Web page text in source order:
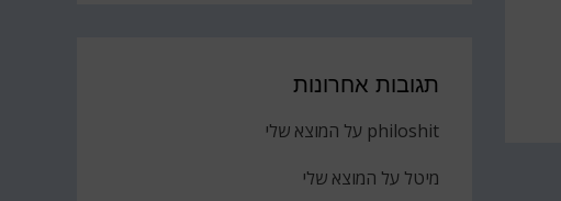
תגובות אחרונות
philoshit על המוצא שלי
מיטל על המוצא שלי